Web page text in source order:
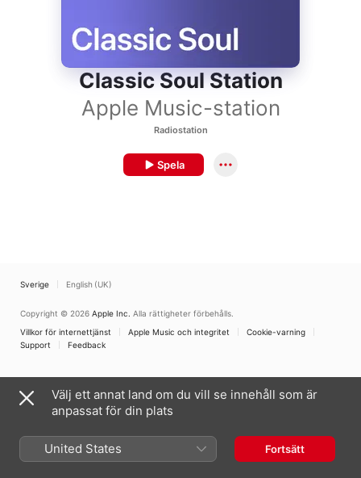
Classic Soul Station
Apple Music-station
Radiostation
Spela
Sverige English (UK)
Copyright © 2026 Apple Inc. Alla rättigheter förbehålls.
Villkor för internettjänst
Apple Music och integritet
Cookie-varning
Support
Feedback
Välj ett annat land om du vill se innehåll som är
anpassat för din plats
United States Fortsätt